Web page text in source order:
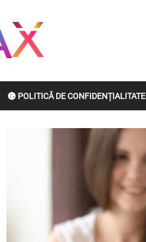
POLITICĂ DE CONFIDENȚIALITATE